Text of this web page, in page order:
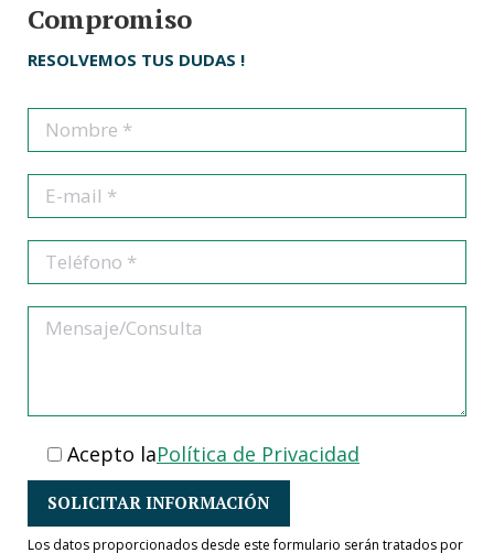
Compromiso
RESOLVEMOS TUS DUDAS !
Acepto laPolítica de Privacidad
Los datos proporcionados desde este formulario serán tratados por